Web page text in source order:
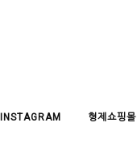
INSTAGRAM 형제쇼핑몰